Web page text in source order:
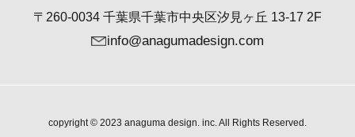
〒260-0034 千葉県千葉市中央区汐見ヶ丘 13-17 2F
info@anagumadesign.com
copyright © 2023 anaguma design. inc. All Rights Reserved.